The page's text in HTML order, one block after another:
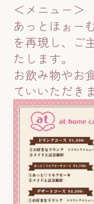
＜メニュー＞
あっとほぉー
を再現し、ご
たします。
お飲み物やお
ていいただき